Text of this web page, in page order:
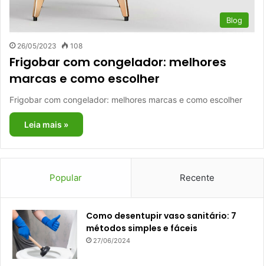
Blog
26/05/2023 108
Frigobar com congelador: melhores
marcas e como escolher
Frigobar com congelador: melhores marcas e como escolher
Leia mais »
Popular Recente
Como desentupir vaso sanitário: 7
métodos simples e fáceis
27/06/2024